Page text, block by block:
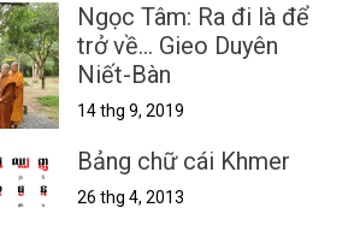
Ngọc Tâm: Ra đi là để
trở về... Gieo Duyên
Niết-Bàn
14 thg 9, 2019
Bảng chữ cái Khmer
26 thg 4, 2013